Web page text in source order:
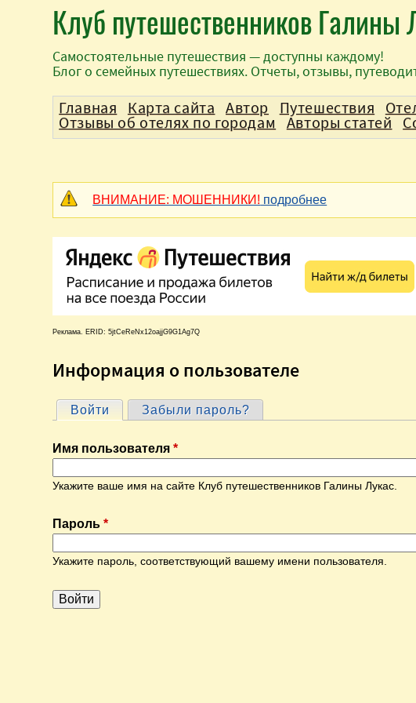
Клуб путешественников Галины
Самостоятельные путешествия — доступны каждому!
Блог о семейных путешествиях. Отчеты, отзывы,
ВНИМАНИЕ: МОШЕННИКИ! подробнее
Реклама. ERID: 5jtCeReNx12oajjG9G1Ag7Q
Информация о пользователе
Г
л
в
ы
Войти (активная вкладка)
Забыли пароль?
Имя пользователя*
Укажите ваше имя на сайте Клуб путешественников Галины Лукас.
Пароль*
Укажите пароль, соответствующий вашему имени пользователя.
Главная Карта сайта Автор Путешествия
Отзывы об отелях по городам Авторы статей